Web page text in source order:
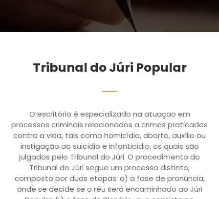
Tribunal do Júri Popular
O escritório é especializado na atuação em
processos criminais relacionados a crimes praticados
contra a vida, tais como homicídio, aborto, auxílio ou
instigação ao suicídio e infanticídio, os quais são
julgados pelo Tribunal do Júri. O procedimento do
Tribunal do Júri segue um processo distinto,
composto por duas etapas: a) a fase de pronúncia,
onde se decide se o réu será encaminhado ao Júri